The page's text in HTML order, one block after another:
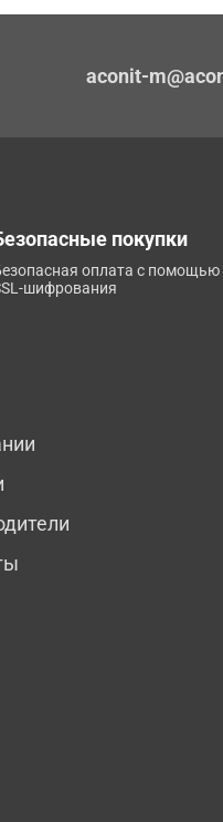
aconit-
покупки
оплата с помощью
шифрования